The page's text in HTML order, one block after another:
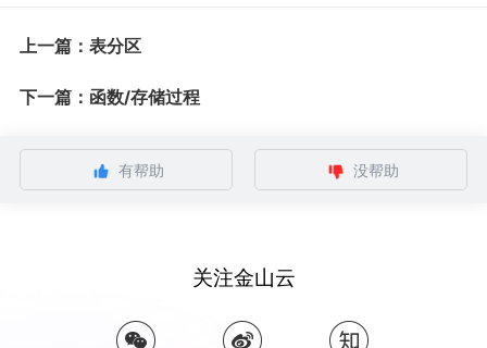
上一篇：表分区
下一篇：函数/存储过程
有帮助 没帮助
关注金山云